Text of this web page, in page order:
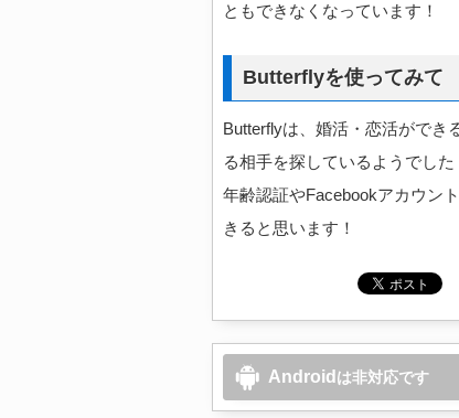
ともできなくなっています！
Butterflyを使ってみて
Butterflyは、婚活・恋活ができ
る相手を探しているようでした
年齢認証やFacebookアカウン
きると思います！
Android は非対応です